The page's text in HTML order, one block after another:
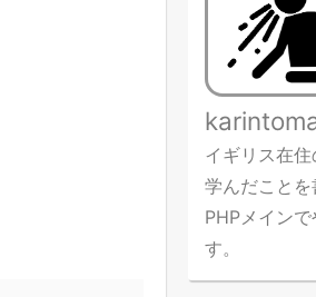
イギリス在
学んだことを
PHPメイン
す。